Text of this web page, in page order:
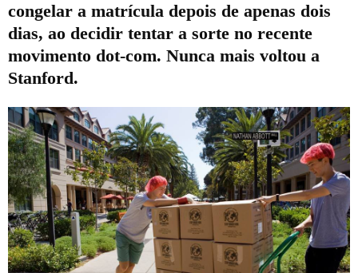
congelar a matrícula depois de apenas dois
dias, ao decidir tentar a sorte no recente
movimento dot-com. Nunca mais voltou a
Stanford.